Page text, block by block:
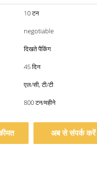
10 टन
negotiable
दिखते पैकिंग
45 दिन
एल/सी, टी/टी
800 टन/महीने
अब से संपर्क करें